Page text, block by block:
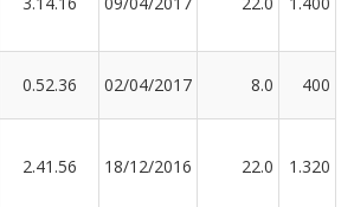
0.52.36 02/04/2017 8.0 400
2.41.56 18/12/2016 22.0 1.320